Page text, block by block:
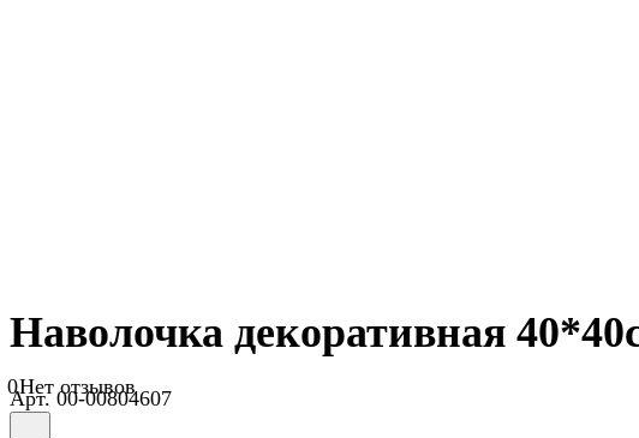
Наволочка декоративная
0Нет отзывов
Арт. 00-00804607